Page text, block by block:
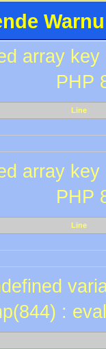
array
PHP
Line
array
PHP
Line
: